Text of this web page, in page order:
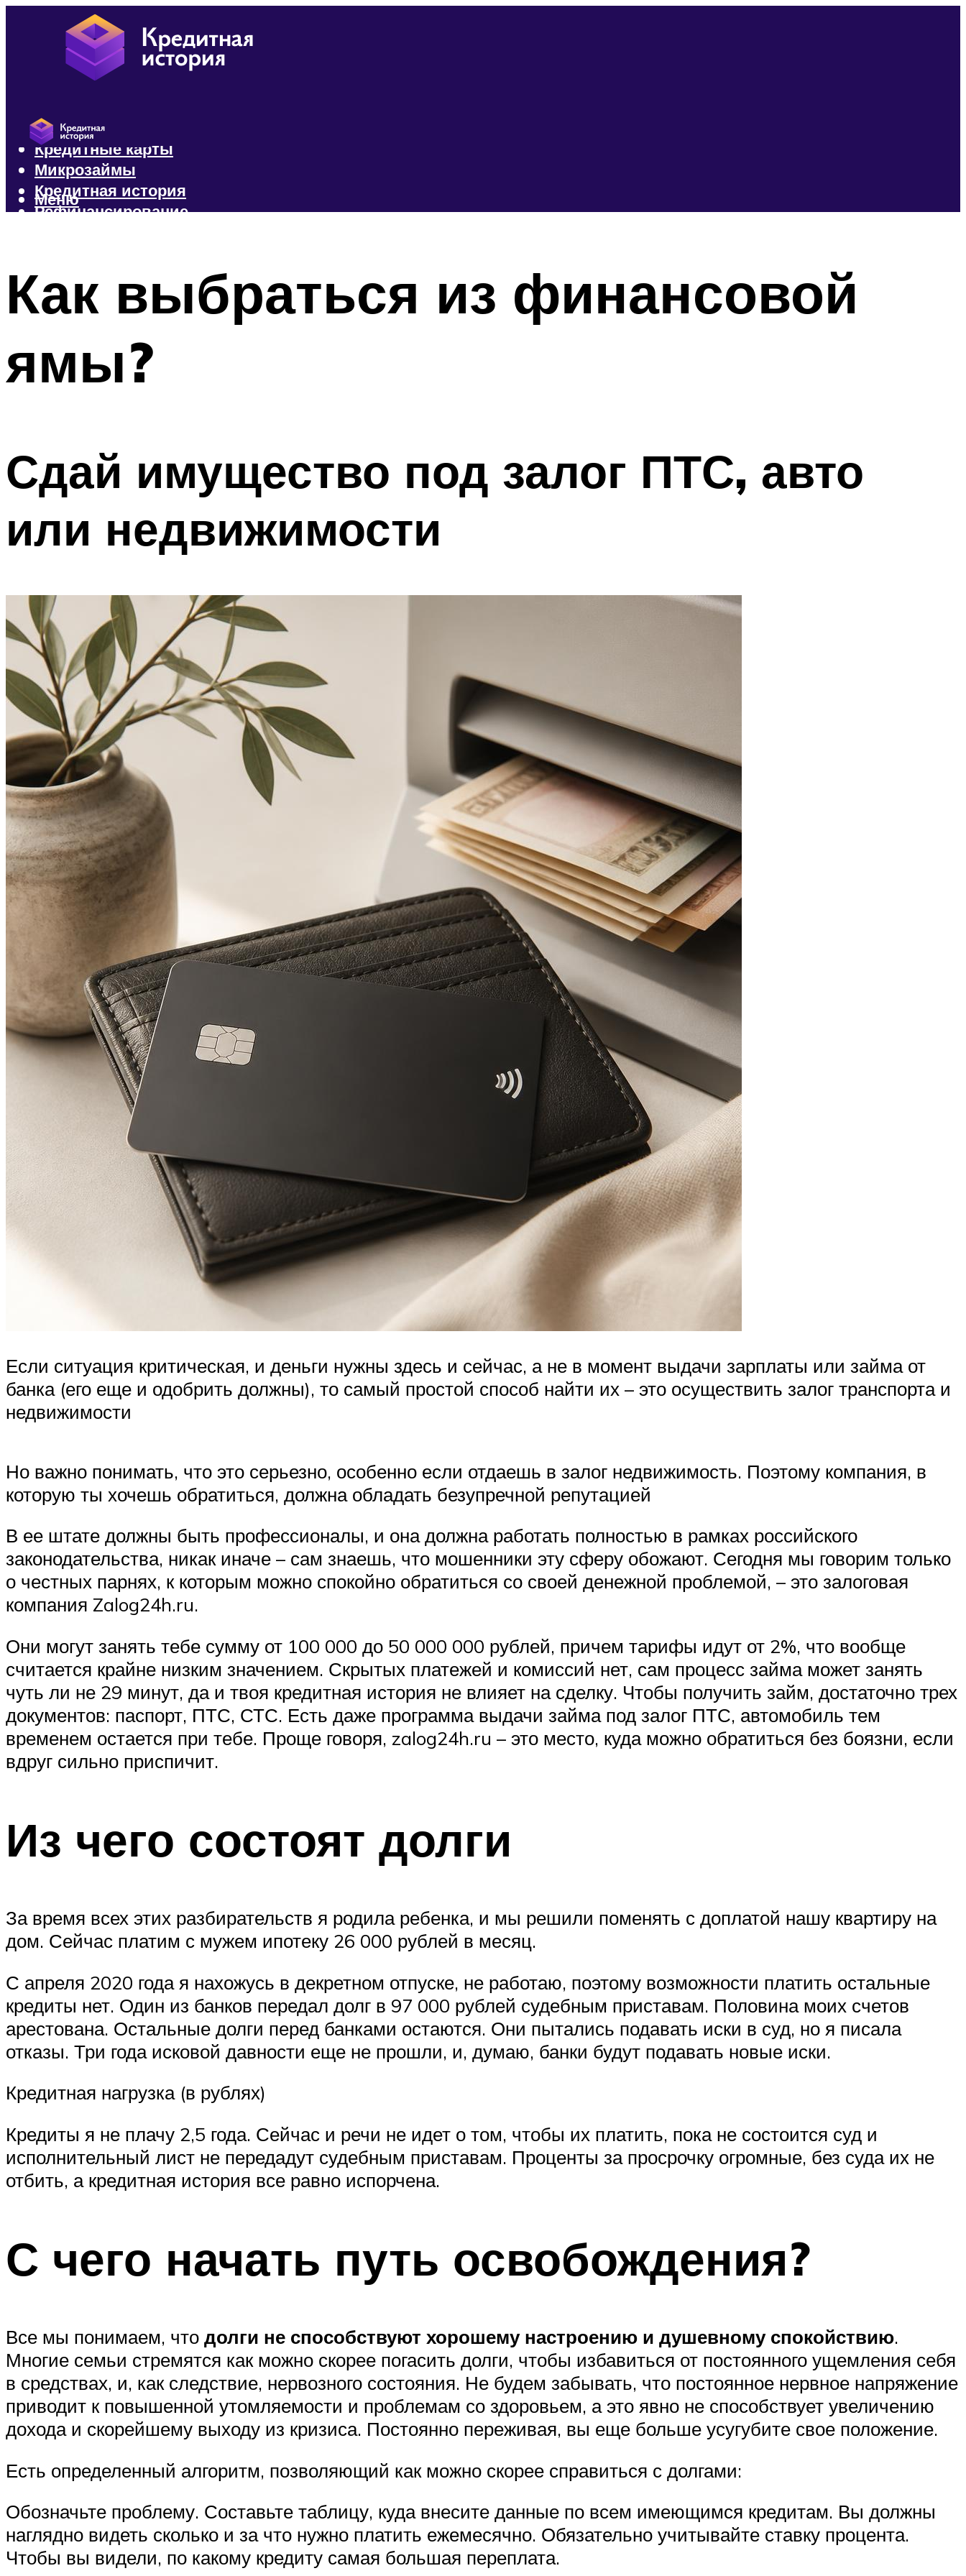
Кредиты
Кредитные карты
Микрозаймы
Кредитная история
Рефинансирование
Меню
Как выбраться из финансовой
ямы?
Сдай имущество под залог ПТС, авто
или недвижимости
Если ситуация критическая, и деньги нужны здесь и сейчас, а не в момент выдачи зарплаты или займа от
банка (его еще и одобрить должны), то самый простой способ найти их – это осуществить залог транспорта и
недвижимости
Но важно понимать, что это серьезно, особенно если отдаешь в залог недвижимость. Поэтому компания, в
которую ты хочешь обратиться, должна обладать безупречной репутацией
В ее штате должны быть профессионалы, и она должна работать полностью в рамках российского
законодательства, никак иначе – сам знаешь, что мошенники эту сферу обожают. Сегодня мы говорим только
о честных парнях, к которым можно спокойно обратиться со своей денежной проблемой, – это залоговая
компания Zalog24h.ru.
Они могут занять тебе сумму от 100 000 до 50 000 000 рублей, причем тарифы идут от 2%, что вообще
считается крайне низким значением. Скрытых платежей и комиссий нет, сам процесс займа может занять
чуть ли не 29 минут, да и твоя кредитная история не влияет на сделку. Чтобы получить займ, достаточно трех
документов: паспорт, ПТС, СТС. Есть даже программа выдачи займа под залог ПТС, автомобиль тем
временем остается при тебе. Проще говоря, zalog24h.ru – это место, куда можно обратиться без боязни, если
вдруг сильно приспичит.
Из чего состоят долги
За время всех этих разбирательств я родила ребенка, и мы решили поменять с доплатой нашу квартиру на
дом. Сейчас платим с мужем ипотеку 26 000 рублей в месяц.
С апреля 2020 года я нахожусь в декретном отпуске, не работаю, поэтому возможности платить остальные
кредиты нет. Один из банков передал долг в 97 000 рублей судебным приставам. Половина моих счетов
арестована. Остальные долги перед банками остаются. Они пытались подавать иски в суд, но я писала
отказы. Три года исковой давности еще не прошли, и, думаю, банки будут подавать новые иски.
Кредитная нагрузка (в рублях)
Кредиты я не плачу 2,5 года. Сейчас и речи не идет о том, чтобы их платить, пока не состоится суд и
исполнительный лист не передадут судебным приставам. Проценты за просрочку огромные, без суда их не
отбить, а кредитная история все равно испорчена.
С чего начать путь освобождения?
Все мы понимаем, что долги не способствуют хорошему настроению и душевному спокойствию.
Многие семьи стремятся как можно скорее погасить долги, чтобы избавиться от постоянного ущемления себя
в средствах, и, как следствие, нервозного состояния. Не будем забывать, что постоянное нервное напряжение
приводит к повышенной утомляемости и проблемам со здоровьем, а это явно не способствует увеличению
дохода и скорейшему выходу из кризиса. Постоянно переживая, вы еще больше усугубите свое положение.
Есть определенный алгоритм, позволяющий как можно скорее справиться с долгами:
Обозначьте проблему. Составьте таблицу, куда внесите данные по всем имеющимся кредитам. Вы должны
наглядно видеть сколько и за что нужно платить ежемесячно. Обязательно учитывайте ставку процента.
Чтобы вы видели, по какому кредиту самая большая переплата.